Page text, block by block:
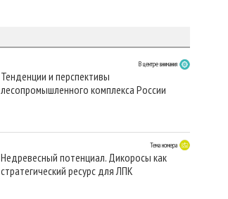
В центре внимания
Тенденции и перспективы
лесопромышленного комплекса России
Тема номера
Недревесный потенциал. Дикоросы как
стратегический ресурс для ЛПК